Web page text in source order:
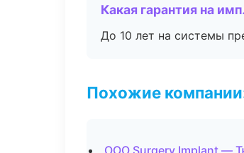
Какая гарантия на
До 10 лет на системы
Похожие
ООО Surgery Implant —